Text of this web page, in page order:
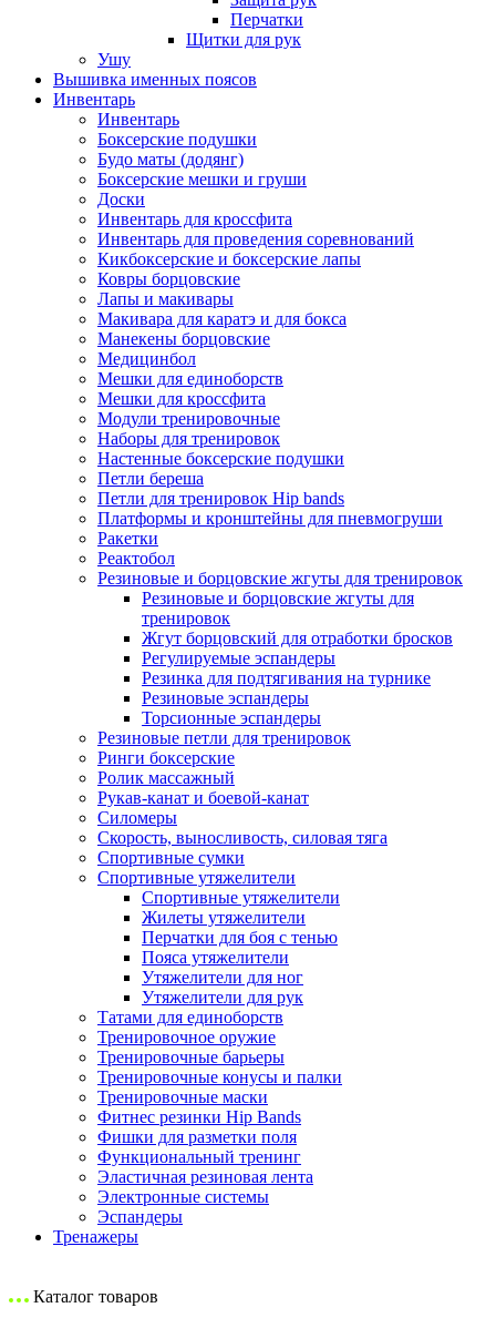
Перчатки
Щитки для рук
Ушу
Вышивка именных поясов
Инвентарь
Инвентарь
Боксерские подушки
Будо маты (додянг)
Боксерские мешки и груши
Доски
Инвентарь для кроссфита
Инвентарь для проведения соревнований
Кикбоксерские и боксерские лапы
Ковры борцовские
Лапы и макивары
Макивара для каратэ и для бокса
Манекены борцовские
Медицинбол
Мешки для единоборств
Мешки для кроссфита
Модули тренировочные
Наборы для тренировок
Настенные боксерские подушки
Петли береша
Петли для тренировок Hip bands
Платформы и кронштейны для пневмогруши
Ракетки
Реактобол
Резиновые и борцовские жгуты для тренировок
Резиновые и борцовские жгуты для
тренировок
Жгут борцовский для отработки бросков
Регулируемые эспандеры
Резинка для подтягивания на турнике
Резиновые эспандеры
Торсионные эспандеры
Резиновые петли для тренировок
Ринги боксерские
Ролик массажный
Рукав-канат и боевой-канат
Силомеры
Скорость, выносливость, силовая тяга
Спортивные сумки
Спортивные утяжелители
Спортивные утяжелители
Жилеты утяжелители
Перчатки для боя с тенью
Пояса утяжелители
Утяжелители для ног
Утяжелители для рук
Татами для единоборств
Тренировочное оружие
Тренировочные барьеры
Тренировочные конусы и палки
Тренировочные маски
Фитнес резинки Hip Bands
Фишки для разметки поля
Функциональный тренинг
Эластичная резиновая лента
Электронные системы
Эспандеры
Тренажеры
Каталог товаров